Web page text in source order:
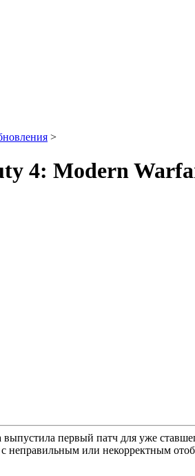
>
4: Modern
выпустила первый патч для уже
неправильным или некорректным